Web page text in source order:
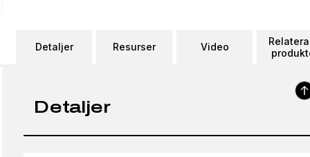
Detaljer Resurser Video
Detaljer